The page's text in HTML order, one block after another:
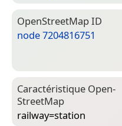
Open­Street­Map ID
node 7204816751
Caractéristique Open­
Street­Map
railway=­station